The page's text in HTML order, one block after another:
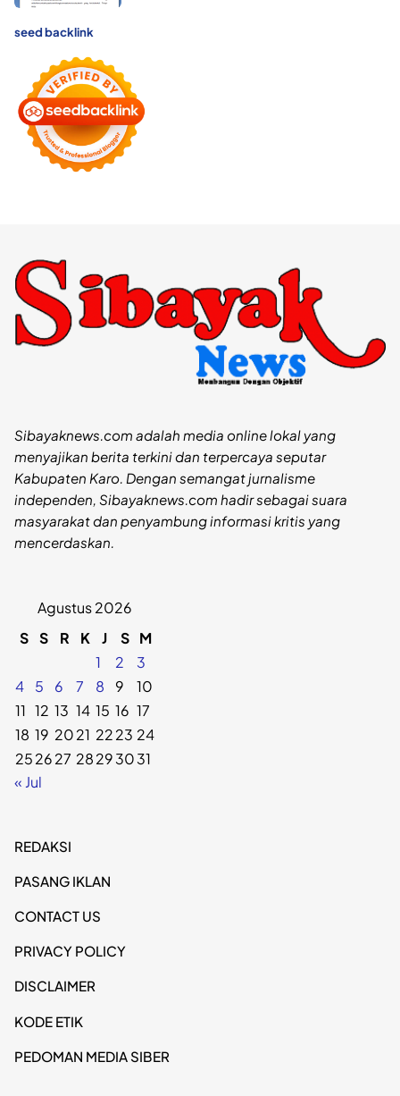
seed backlink
Sibayaknews.com adalah media online lokal yang
menyajikan berita terkini dan terpercaya seputar
Kabupaten Karo. Dengan semangat jurnalisme
independen, Sibayaknews.com hadir sebagai suara
masyarakat dan penyambung informasi kritis yang
mencerdaskan.
Agustus 2026
S S R K J S M
1
2
3
4
5 6 7 8 9
10
11 12 13 14 15 16 17
18 19 2021 2223 24
252627 28293031
« Jul
REDAKSI
PASANG IKLAN
CONTACT US
PRIVACY POLICY
DISCLAIMER
KODE ETIK
PEDOMAN MEDIA SIBER